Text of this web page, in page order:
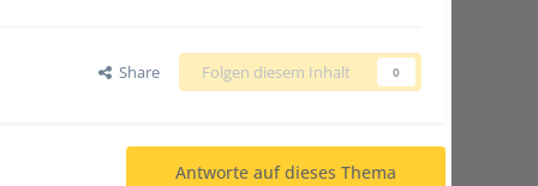
Share Folgen diesem Inhalt 0
Antworte auf dieses Thema